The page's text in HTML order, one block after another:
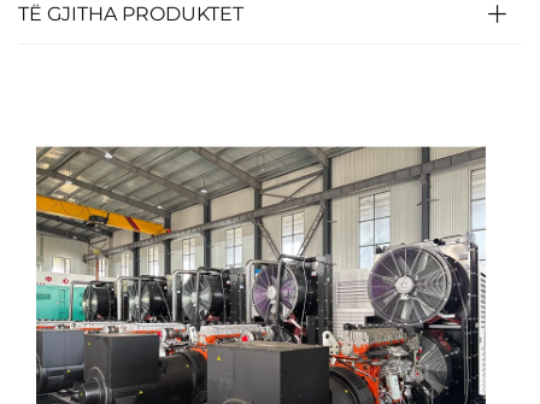
TË GJITHA PRODUKTET